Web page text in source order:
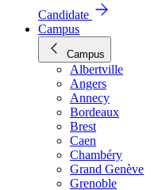
Candidate
Campus
Campus
Albertville
Angers
Annecy
Bordeaux
Brest
Caen
Chambéry
Grand Genève
Grenoble